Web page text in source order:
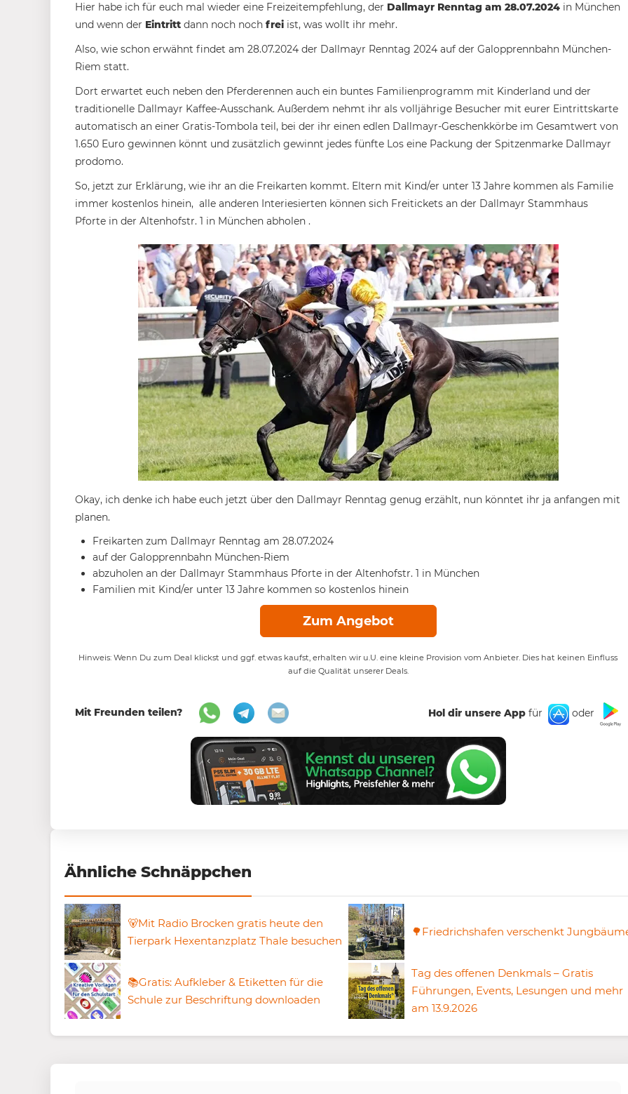
Hier habe ich für euch mal wieder eine Freizeitempfehlung, der Dallmayr Renntag am 28.07.2024 in München
und wenn der Eintritt dann noch noch frei ist, was wollt ihr mehr.
Also, wie schon erwähnt findet am 28.07.2024 der Dallmayr Renntag 2024 auf der Galopprennbahn München-
Riem statt.
Dort erwartet euch neben den Pferderennen auch ein buntes Familienprogramm mit Kinderland und der
traditionelle Dallmayr Kaffee-Ausschank. Außerdem nehmt ihr als volljährige Besucher mit eurer Eintrittskarte
automatisch an einer Gratis-Tombola teil, bei der ihr einen edlen Dallmayr-Geschenkkörbe im Gesamtwert von
1.650 Euro gewinnen könnt und zusätzlich gewinnt jedes fünfte Los eine Packung der Spitzenmarke Dallmayr
prodomo.
So, jetzt zur Erklärung, wie ihr an die Freikarten kommt. Eltern mit Kind/er unter 13 Jahre kommen als Familie
immer kostenlos hinein, alle anderen Interiesierten können sich Freitickets an der Dallmayr Stammhaus
Pforte in der Altenhofstr. 1 in München abholen .
Okay, ich denke ich habe euch jetzt über den Dallmayr Renntag genug erzählt, nun könntet ihr ja anfangen mit
planen.
Freikarten zum Dallmayr Renntag am 28.07.2024
auf der Galopprennbahn München-Riem
abzuholen an der Dallmayr Stammhaus Pforte in der Altenhofstr. 1 in München
Familien mit Kind/er unter 13 Jahre kommen so kostenlos hinein
Zum Angebot
Hinweis: Wenn Du zum Deal klickst und ggf. etwas kaufst, erhalten wir u.U. eine kleine Provision vom Anbieter. Dies hat keinen Einfluss
auf die Qualität unserer Deals.
Mit Freunden teilen? Hol dir unsere App für oder
Ähnliche Schnäppchen
🐻Mit Radio Brocken gratis heute den
Tierpark Hexentanzplatz Thale besuchen
🌳Friedrichshafen verschenkt
📚Gratis: Aufkleber & Etiketten für die
Schule zur Beschriftung downloaden
Tag des offenen Denkmals – Gratis
Führungen, Events, Lesungen und mehr
am 13.9.2026